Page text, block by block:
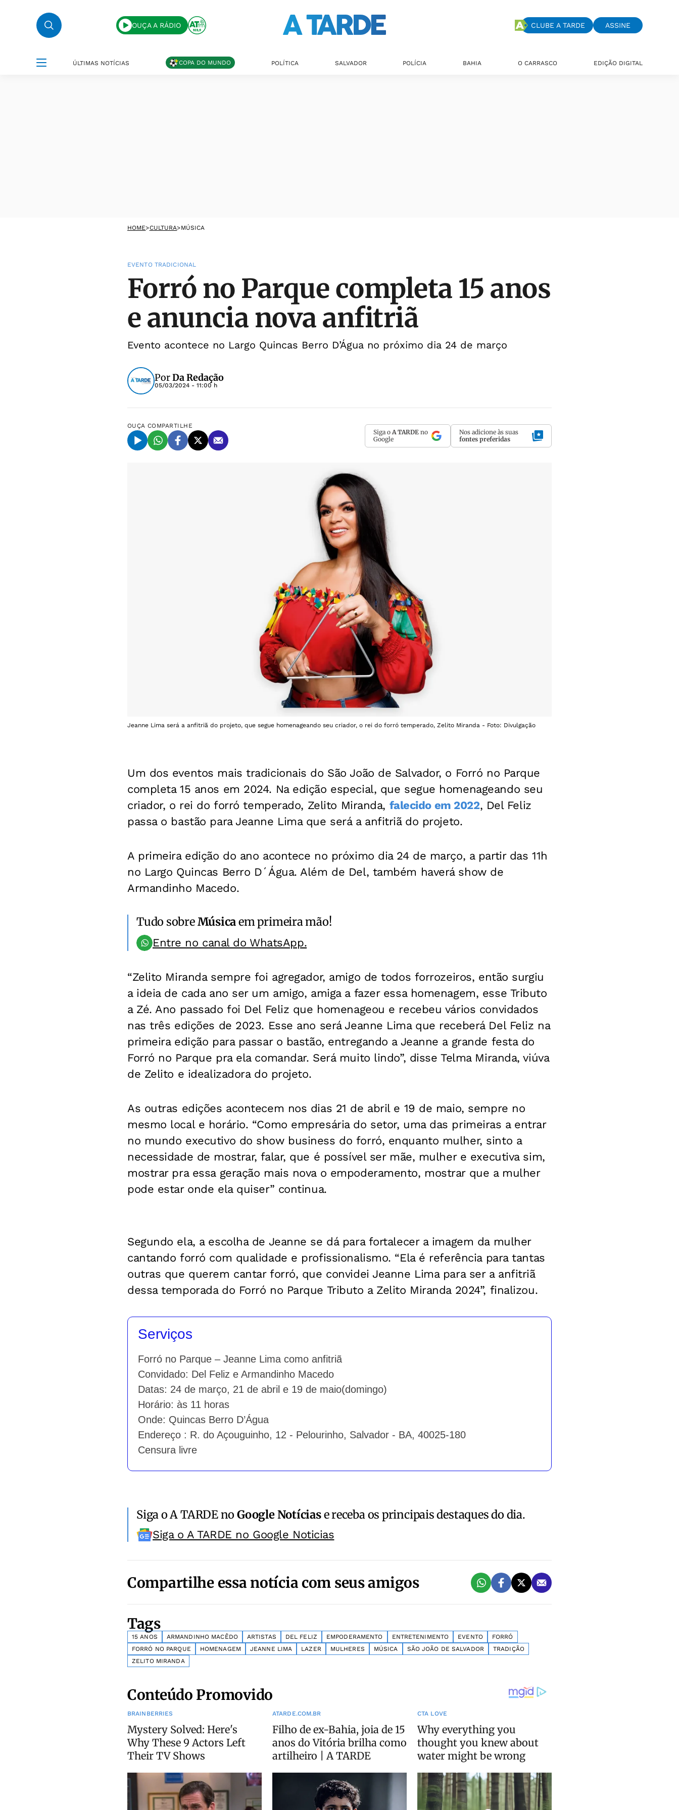
OUÇA A RÁDIO CLUBE A TARDE ASSINE
ÚLTIMAS NOTÍCIAS COPA DO MUNDO POLÍTICA SALVADOR POLÍCIA BAHIA O CARRASCO EDIÇÃO DIGITAL
HOME>CULTURA>MÚSICA
EVENTO TRADICIONAL
Forró no Parque completa 15 anos
e anuncia nova anfitriã
Evento acontece no Largo Quincas Berro D’Água no próximo dia 24 de março
PorDa Redação
05/03/2024 - 11:00 h
OUÇA COMPARTILHE
Siga o A TARDE no
Google
Nos adicione às suas
fontes preferidas
Jeanne Lima será a anfitriã do projeto, que segue homenageando seu criador, o rei do forró temperado, Zelito Miranda - Foto: Divulgação
Um dos eventos mais tradicionais do São João de Salvador, o Forró no Parque
completa 15 anos em 2024. Na edição especial, que segue homenageando seu
criador, o rei do forró temperado, Zelito Miranda, falecido em 2022, Del Feliz
passa o bastão para Jeanne Lima que será a anfitriã do projeto.
A primeira edição do ano acontece no próximo dia 24 de março, a partir das 11h
no Largo Quincas Berro D´Água. Além de Del, também haverá show de
Armandinho Macedo.
Tudo sobreMúsicaem primeira mão!
Entre no canal do WhatsApp.
“Zelito Miranda sempre foi agregador, amigo de todos forrozeiros, então surgiu
a ideia de cada ano ser um amigo, amiga a fazer essa homenagem, esse Tributo
a Zé. Ano passado foi Del Feliz que homenageou e recebeu vários convidados
nas três edições de 2023. Esse ano será Jeanne Lima que receberá Del Feliz na
primeira edição para passar o bastão, entregando a Jeanne a grande festa do
Forró no Parque pra ela comandar. Será muito lindo”, disse Telma Miranda, viúva
de Zelito e idealizadora do projeto.
As outras edições acontecem nos dias 21 de abril e 19 de maio, sempre no
mesmo local e horário. “Como empresária do setor, uma das primeiras a entrar
no mundo executivo do show business do forró, enquanto mulher, sinto a
necessidade de mostrar, falar, que é possível ser mãe, mulher e executiva sim,
mostrar pra essa geração mais nova o empoderamento, mostrar que a mulher
pode estar onde ela quiser” continua.
Segundo ela, a escolha de Jeanne se dá para fortalecer a imagem da mulher
cantando forró com qualidade e profissionalismo. “Ela é referência para tantas
outras que querem cantar forró, que convidei Jeanne Lima para ser a anfitriã
dessa temporada do Forró no Parque Tributo a Zelito Miranda 2024”, finalizou.
Serviços
Forró no Parque – Jeanne Lima como anfitriã
Convidado: Del Feliz e Armandinho Macedo
Datas: 24 de março, 21 de abril e 19 de maio(domingo)
Horário: às 11 horas
Onde: Quincas Berro D’Água
Endereço : R. do Açouguinho, 12 - Pelourinho, Salvador - BA, 40025-180
Censura livre
Siga o A TARDE noGoogle Notíciase receba os principais destaques do dia.
Siga o A TARDE no Google Noticias
Compartilhe essa notícia com seus amigos
Tags
15 ANOS ARMANDINHO MACÊDO ARTISTAS DEL FELIZ EMPODERAMENTO ENTRETENIMENTO EVENTO
FORRÓ
FORRÓ NO PARQUE
HOMENAGEM JEANNE LIMA LAZER MULHERES MÚSICA SÃO JOÃO DE SALVADOR
TRADIÇÃO
ZELITO MIRANDA